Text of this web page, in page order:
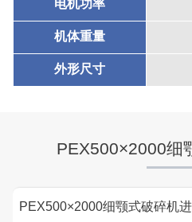
电机功率
机体重量
外形尺寸
PEX500×2000细
PEX500×2000细颚式破碎机
湖北省中昇东浩荆门建材时